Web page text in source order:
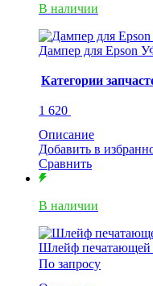
В наличии
Дампер для Epson
Категории
1 620
Описание
Добавить в
Сравнить
В наличии
Шлейф печатающей
По запросу